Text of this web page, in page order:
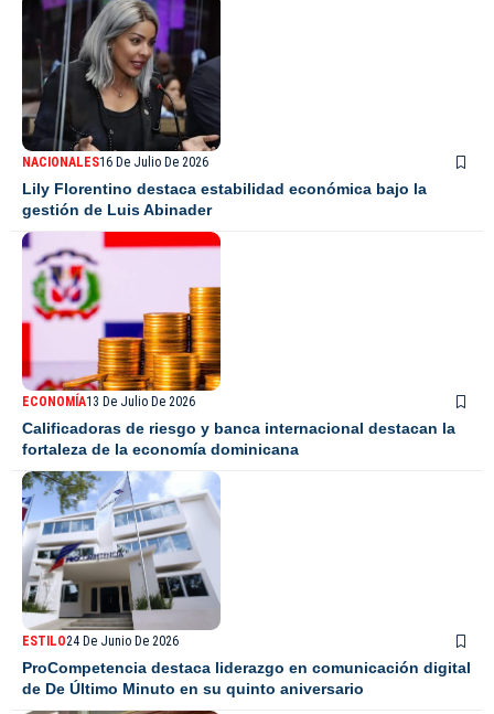
NACIONALES16 De Julio De 2026
Lily Florentino destaca estabilidad económica bajo la
gestión de Luis Abinader
ECONOMÍA13 De Julio De 2026
Calificadoras de riesgo y banca internacional destacan la
fortaleza de la economía dominicana
ESTILO24 De Junio De 2026
ProCompetencia destaca liderazgo en comunicación digital
de De Último Minuto en su quinto aniversario